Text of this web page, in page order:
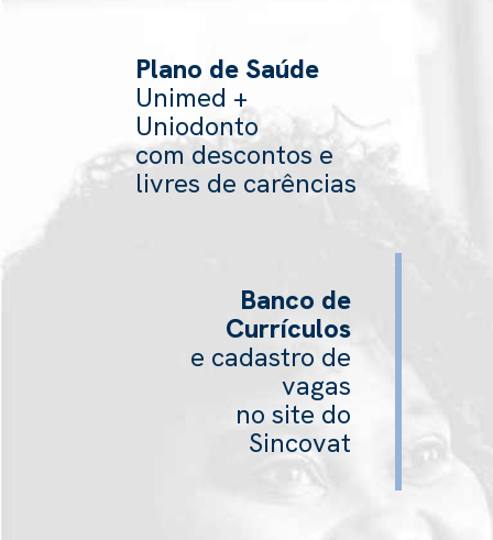
Plano de Saúde
Unimed +
Uniodonto
com descontos e
livres de carências
Banco de
Currículos
e cadastro de
vagas
no site do
Sincovat